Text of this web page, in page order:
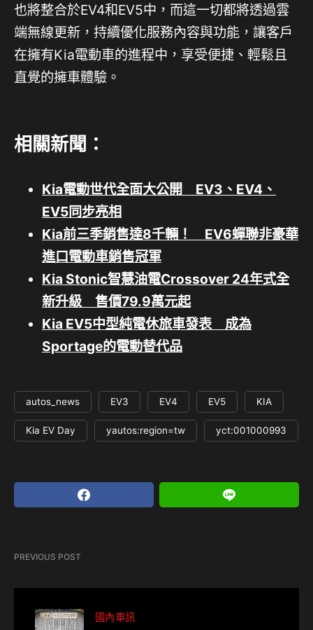
也將整合於EV4和EV5中，而這一切都將透過雲
端無線更新，持續優化服務內容與功能，讓客戶
在擁有Kia電動車的進程中，享受便捷、輕鬆且
直覺的擁車體驗。
相關新聞：
Kia電動世代全面大公開 EV3、EV4、
EV5同步亮相
Kia前三季銷售達8千輛！ EV6蟬聯非豪華
進口電動車銷售冠軍
Kia Stonic智慧油電Crossover 24年式全
新升級 售價79.9萬元起
Kia EV5中型純電休旅車發表 成為
Sportage的電動替代品
autos_news EV3 EV4 EV5 KIA
Kia EV Day yautos:region=tw yct:001000993
PREVIOUS POST
國內車訊